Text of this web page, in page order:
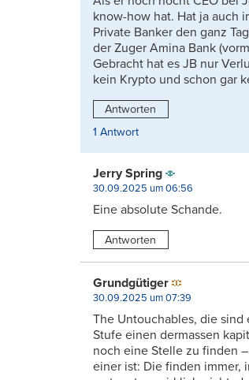
know-how hat. Hat ja auch
Private Banker den ganz
der Zuger Amina Bank
Gebracht hat es JB nur
kein Krypto und schon gar
Antworten
1 Antwort
Jerry Spring
30.09.2025 um 06:56
Eine absolute Schande.
Antworten
Grundgütiger
30.09.2025 um 07:39
The Untouchables, die
Stufe einen dermassen
noch eine Stelle zu finden
einer ist: Die finden immer,